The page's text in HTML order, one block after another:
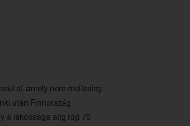
el, amely nem mellesleg
után Finnország
a lakossága alig rúg 70